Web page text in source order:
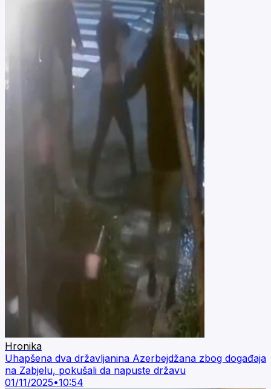
Hronika
Uhapšena dva državljanina Azerbejdžana zbog događaja
na Zabjelu, pokušali da napuste državu
01/11/2025•10:54